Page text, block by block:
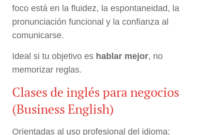
foco está en la fluidez, la espontaneidad, la
pronunciación funcional y la confianza al
comunicarse.
Ideal si tu objetivo es hablar mejor, no
memorizar reglas.
Clases de inglés para negocios
(Business English)
Orientadas al uso profesional del idioma: